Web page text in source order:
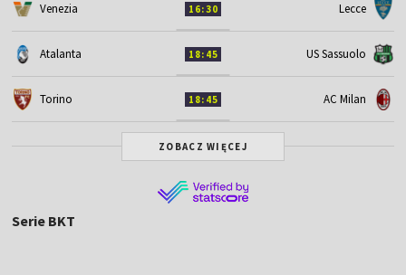
Venezia 16:30 Lecce
Atalanta 18:45 US Sassuolo
Torino 18:45 AC Milan
ZOBACZ WIĘCEJ
Serie BKT